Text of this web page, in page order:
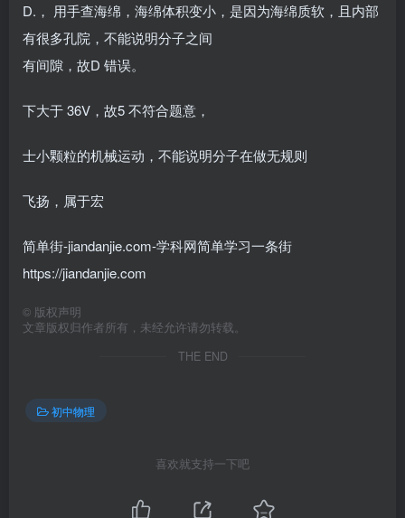
D.， 用手查海绵，海绵体积变小，是因为海绵质软，且内部
有很多孔院，不能说明分子之间
有间隙，故D 错误。
下大于 36V，故5 不符合题意，
士小颗粒的机械运动，不能说明分子在做无规则
飞扬，属于宏
简单街-jiandanjie.com-学科网简单学习一条街
https://jiandanjie.com
© 版权声明
文章版权归作者所有，未经允许请勿转载。
THE END
初中物理
喜欢就支持一下吧